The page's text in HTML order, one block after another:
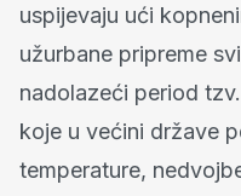
uspijevaju ući
užurbane pripreme
nadolazeći period
koje u većini države
temperature,